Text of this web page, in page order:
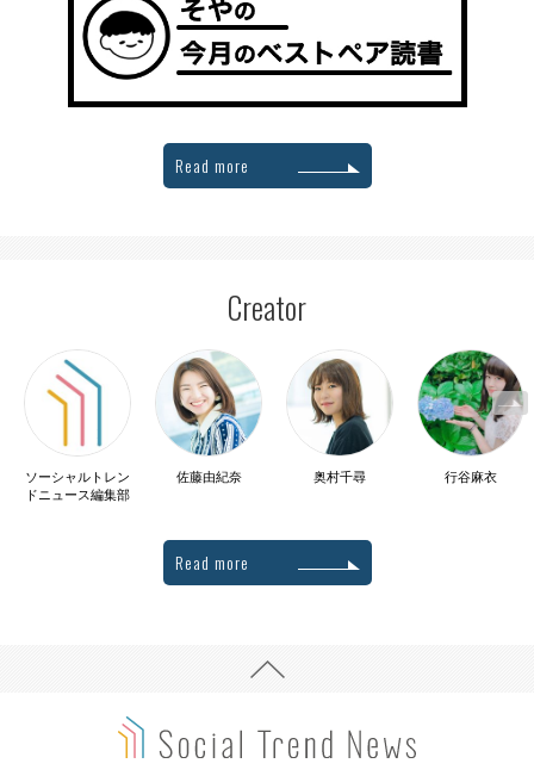
Read more
Creator
ソーシャルトレン
ドニュース編集部
佐藤由紀奈 奥村千尋 行谷麻衣
Read more